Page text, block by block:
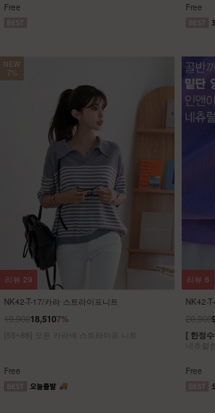
F(55~88)
F,L,XL
NK62-OS-12/타임트리 반팔 원피스
16,900
하루 종일 편안하면서도 스타일도 놓치지 않은
Free
리뷰 3
NK62-
23,900
[55-88]
운 민소
Free
리뷰 3